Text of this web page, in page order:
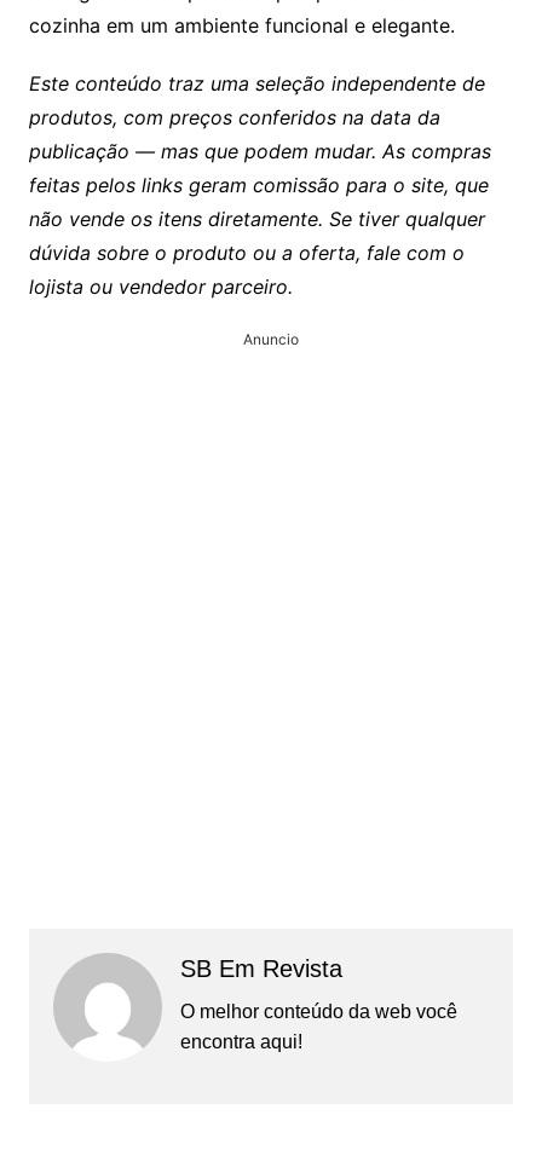
cozinha em um ambiente funcional e elegante.
Este conteúdo traz uma seleção independente de
produtos, com preços conferidos na data da
publicação — mas que podem mudar. As compras
feitas pelos links geram comissão para o site, que
não vende os itens diretamente. Se tiver qualquer
dúvida sobre o produto ou a oferta, fale com o
lojista ou vendedor parceiro.
Anuncio
SB Em Revista
O melhor conteúdo da web você
encontra aqui!